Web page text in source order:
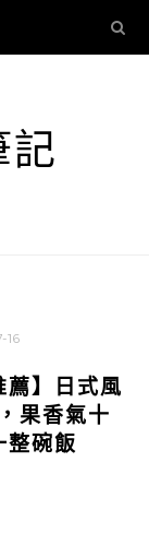
記
16
薦】日式風
果香氣十
整碗飯